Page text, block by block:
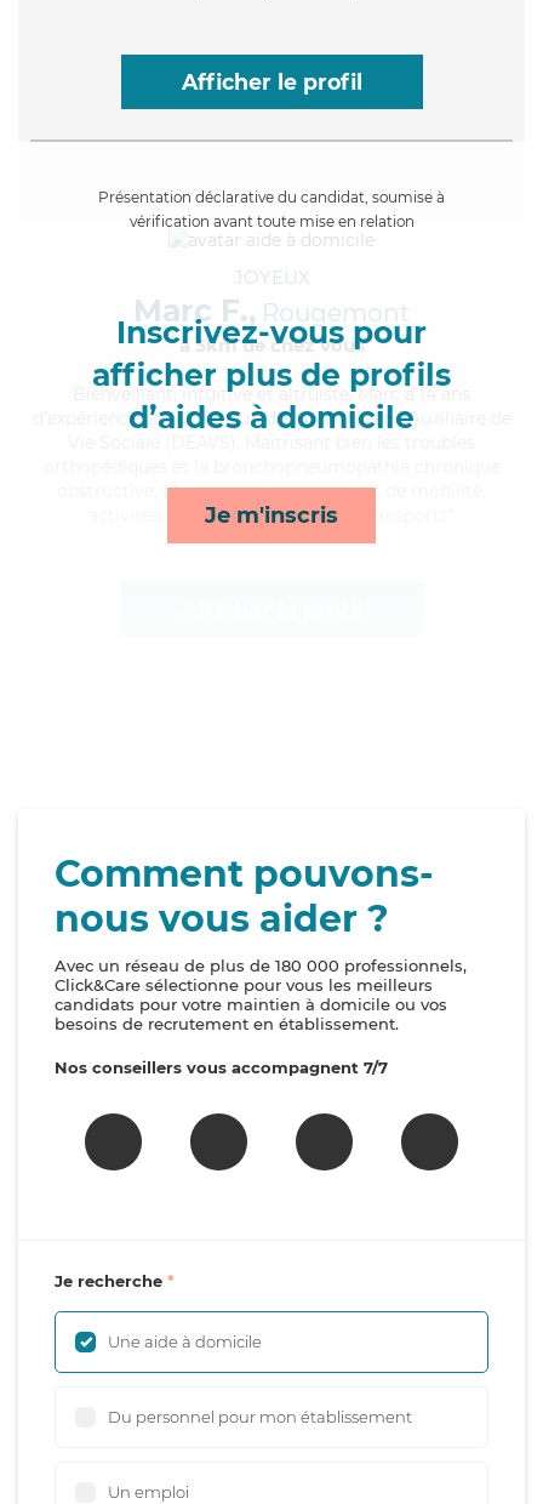
Afficher le profil
Présentation déclarative du candidat, soumise à
vérification avant toute mise en relation
Inscrivez-vous pour
afficher plus de profils
d’aides à domicile
Je m'inscris
JOYEUX
Marc F., Rougemont
à 5km de chez Vous
, intuitive et altruiste, Marc a 14 ans
d'expérience et possède un diplôme d'État d'Auxiliaire de
obstructive, Marc apporte ses services de mobilité,
activités, surveillance de nuit et transports*
Comment pouvons-
nous vous aider ?
Avec un réseau de plus de 180 000 professionnels,
Click&Care sélectionne pour vous les meilleurs
candidats pour votre maintien à domicile ou vos
besoins de recrutement en établissement.
Nos conseillers vous accompagnent 7/7
Je recherche
Une aide à domicile
Du personnel pour mon établissement
Un emploi